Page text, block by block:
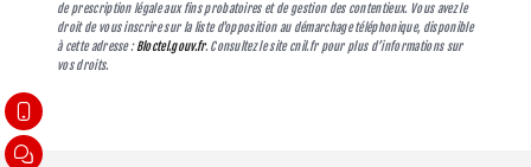
de prescription légale aux fins probatoires et de gestion des contentieux. Vous avez le
droit de vous inscrire sur la liste d'opposition au démarchage téléphonique, disponible
à cette adresse :Bloctel.gouv.fr. Consultez le site cnil.fr pour plus d’informations sur
vos droits.